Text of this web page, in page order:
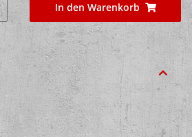
In den Warenkorb